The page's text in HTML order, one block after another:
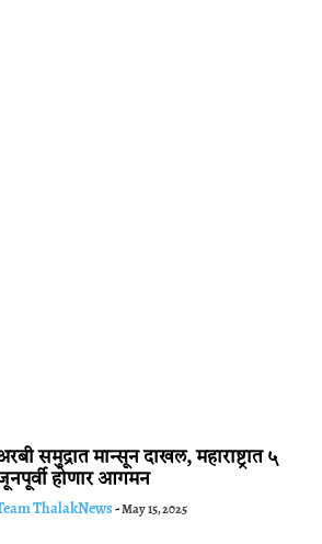
समुद्रात मान्सून दाखल, महाराष्ट्रात ५
होणार आगमन
ThalakNews-May 15, 2025